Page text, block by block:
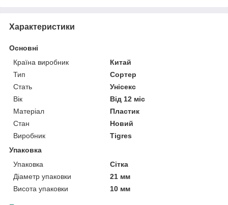
Характеристики
Основні
Країна виробник
Китай
Тип
Сортер
Стать
Унісекс
Вік
Від 12 міс
Матеріал
Пластик
Стан
Новий
Виробник
Tigres
Упаковка
Упаковка
Сітка
Діаметр упаковки
21 мм
Висота упаковки
10 мм